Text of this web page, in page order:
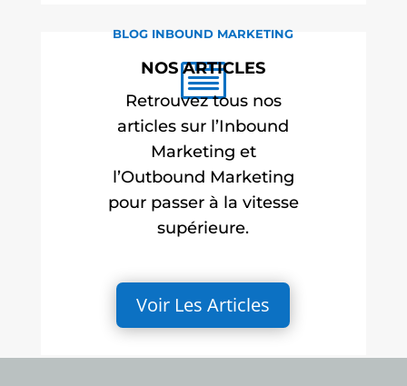

BLOG INBOUND MARKETING
NOS ARTICLES
Retrouvez tous nos
articles sur l’Inbound
Marketing et
l’Outbound Marketing
pour passer à la vitesse
supérieure.
Voir Les Articles